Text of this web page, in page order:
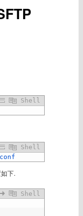
Shell
Shell
下.
Shell